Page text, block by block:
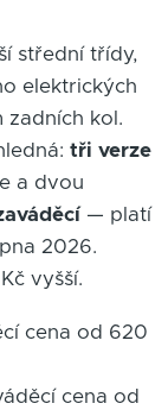
střední třídy,
elektrických
zadních kol.
tři verze
a dvou
— platí
2026.
vyšší.
cena od 620
cena od